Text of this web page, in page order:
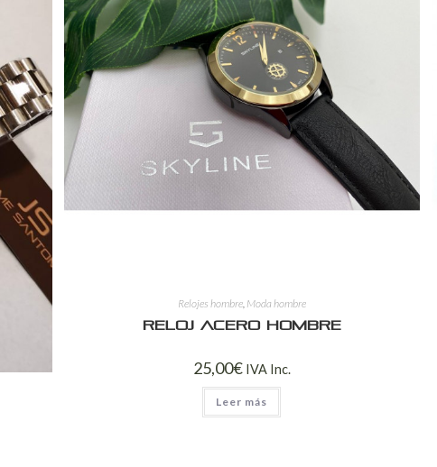
Relojes hombre, Moda hombre
Reloj acero hombre
25,00€ IVA Inc.
Leer más